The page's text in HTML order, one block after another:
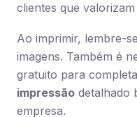
clientes que valorizam
Ao imprimir, lembre-
imagens. Também é
gratuito para
impressão detalhado
empresa.